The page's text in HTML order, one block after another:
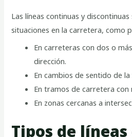
Las líneas continuas y
situaciones en la carretera, como
En carreteras con dos o
dirección.
En cambios de sentido de la
En tramos de carretera con
En zonas cercanas a
Tipos de